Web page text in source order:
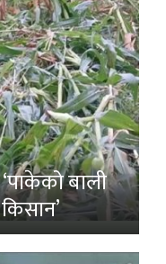
बाली